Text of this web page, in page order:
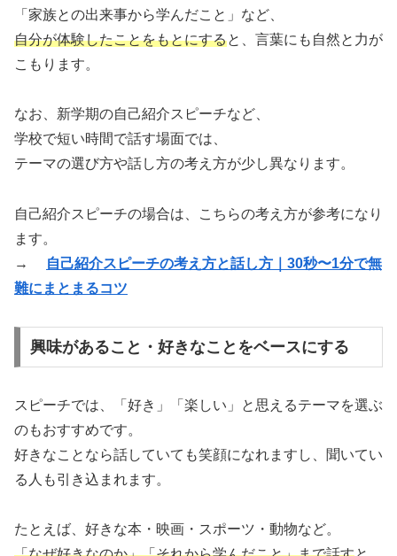
「家族との出来事から学んだこと」など、
自分が体験したことをもとにすると、言葉にも自然と力が
こもります。
なお、新学期の自己紹介スピーチなど、
学校で短い時間で話す場面では、
テーマの選び方や話し方の考え方が少し異なります。
自己紹介スピーチの場合は、こちらの考え方が参考になり
ます。
→
自己紹介スピーチの考え方と話し方｜30秒〜1分で無
難にまとまるコツ
興味があること・好きなことをベースにする
スピーチでは、「好き」「楽しい」と思えるテーマを選ぶ
のもおすすめです。
好きなことなら話していても笑顔になれますし、聞いてい
る人も引き込まれます。
たとえば、好きな本・映画・スポーツ・動物など。